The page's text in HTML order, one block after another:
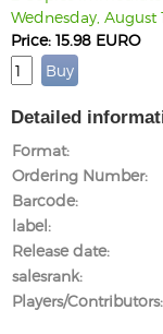
Wednesday, August
Price: 15.98 EURO
Detailed
Format
Ordering Number
Barcode
label
Release date
salesrank
Players/Contributors